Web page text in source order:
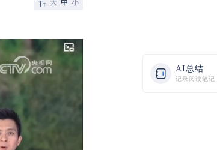
AI总结
记录阅读笔记
大 中 小